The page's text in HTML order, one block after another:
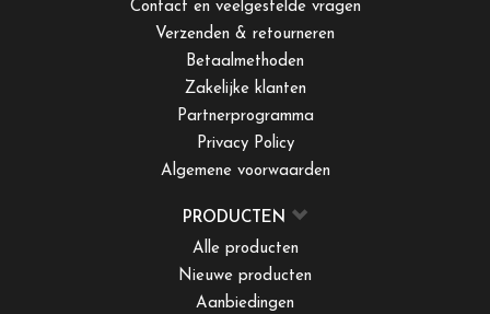
Contact en veelgestelde vragen
Verzenden & retourneren
Betaalmethoden
Zakelijke klanten
Partnerprogramma
Privacy Policy
Algemene voorwaarden
PRODUCTEN
Alle producten
Nieuwe producten
Aanbiedingen